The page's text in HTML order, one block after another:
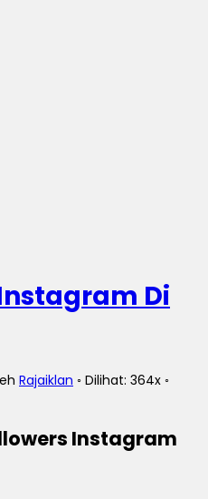
Di
Rajaiklan ◦ Dilihat: 364x ◦
Instagram